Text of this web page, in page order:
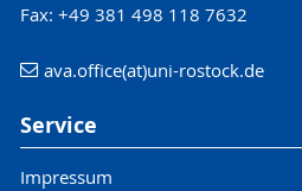
Fax: +49 381 498 118 7632
ava.office(at)uni-rostock.de
Service
Impressum